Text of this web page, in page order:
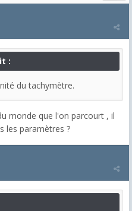
:
du tachymètre.
monde que l'on parcourt , il
les paramètres ?